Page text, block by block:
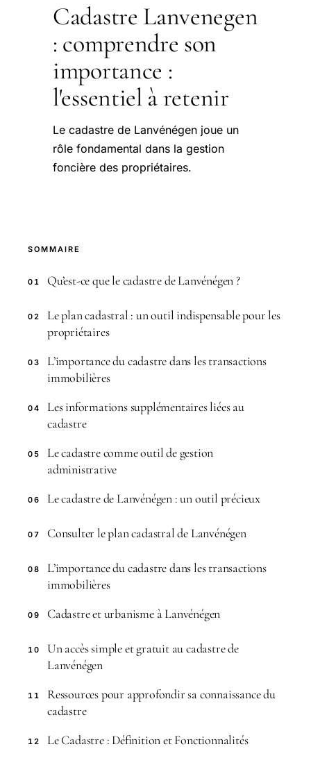
Cadastre Lanvenegen
: comprendre son
importance :
l'essentiel à retenir
Le cadastre de Lanvénégen joue un
rôle fondamental dans la gestion
foncière des propriétaires.
SOMMAIRE
01 Qu’est-ce que le cadastre de Lanvénégen ?
02
Le plan cadastral : un outil indispensable pour les
propriétaires
03
L’importance du cadastre dans les transactions
immobilières
04
Les informations supplémentaires liées au
cadastre
05
Le cadastre comme outil de gestion
administrative
06 Le cadastre de Lanvénégen : un outil précieux
07 Consulter le plan cadastral de Lanvénégen
08
L’importance du cadastre dans les transactions
immobilières
09 Cadastre et urbanisme à Lanvénégen
10
Un accès simple et gratuit au cadastre de
Lanvénégen
11
Ressources pour approfondir sa connaissance du
cadastre
12 Le Cadastre : Définition et Fonctionnalités